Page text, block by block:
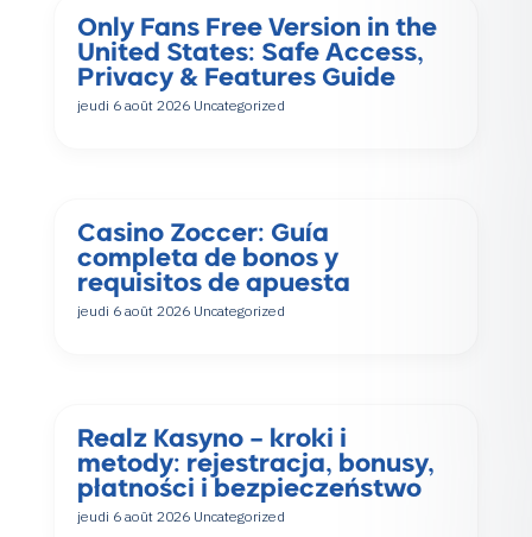
Only Fans Free Version in the
United States: Safe Access,
Privacy & Features Guide
jeudi 6 août 2026 Uncategorized
Casino Zoccer: Guía
completa de bonos y
requisitos de apuesta
jeudi 6 août 2026 Uncategorized
Realz Kasyno – kroki i
metody: rejestracja, bonusy,
płatności i bezpieczeństwo
jeudi 6 août 2026 Uncategorized